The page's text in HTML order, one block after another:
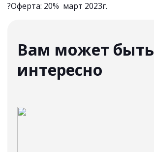
?Оферта: 20% март 2023г.
Вам может быть
интересно